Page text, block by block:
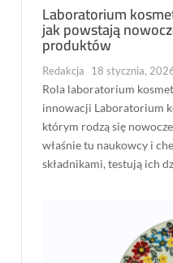
Laboratorium
jak powstają
produktów
Redakcja 18 stycznia,
Rola laboratorium
innowacji Laboratorium
którym rodzą się
właśnie tu naukowcy i
składnikami, testują ich